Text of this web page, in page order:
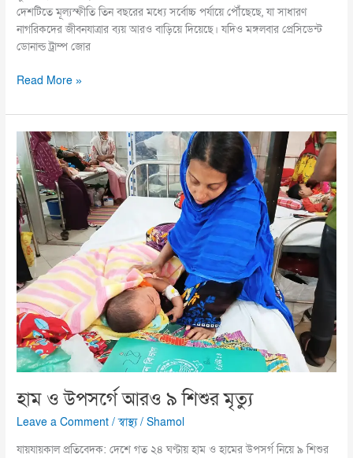
দেশটিতে মূল্যস্ফীতি তিন বছরের মধ্যে সর্বোচ্চ পর্যায়ে পৌঁছেছে, যা সাধারণ
নাগরিকদের জীবনযাত্রার ব্যয় আরও বাড়িয়ে দিয়েছে। যদিও মঙ্গলবার প্রেসিডেন্ট
ডোনাল্ড ট্রাম্প জোর
Read More »
হাম ও উপসর্গে আরও ৯ শিশুর মৃত্যু
Leave a Comment /স্বাস্থ্য/Shamol
যায়যায়কাল প্রতিবেদক: দেশে গত ২৪ ঘণ্টায় হাম ও হামের উপসর্গ নিয়ে ৯ শিশুর
হাম
ও
উপসর্গে
আরও
৯
শিশুর
মৃত্যু